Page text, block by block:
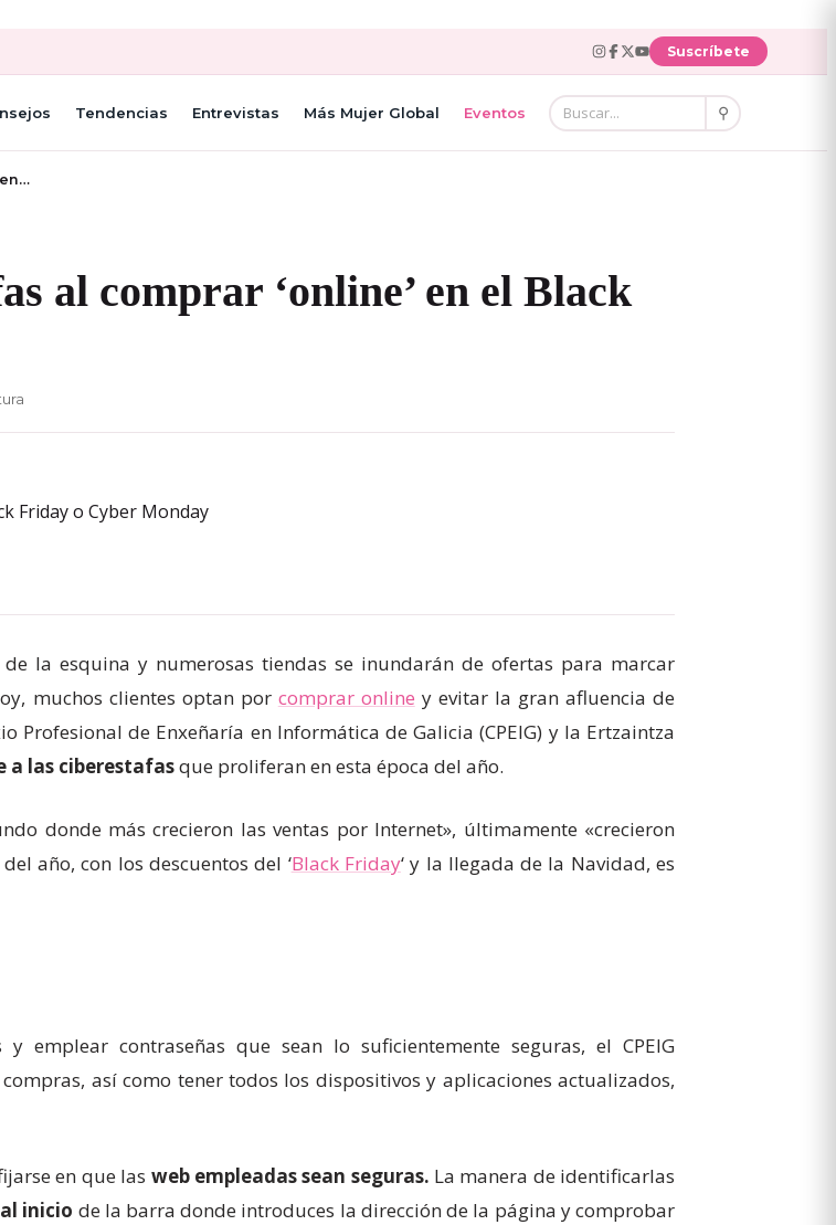
Suscríbete
Tendencias Entrevistas Más Mujer Global Eventos ⚲
al comprar ‘online’ en el Black
la esquina y numerosas tiendas se inundarán de ofertas para marcar
muchos clientes optan por comprar online y evitar la gran afluencia de
Profesional de Enxeñaría en Informática de Galicia (CPEIG) y la Ertzaintza
a las ciberestafasque proliferan en esta época del año.
donde más crecieron las ventas por Internet», últimamente «crecieron
año, con los descuentos del ‘Black Friday‘ y la llegada de la Navidad, es
contraseñas que sean lo suficientemente seguras, el CPEIG
así como tener todos los dispositivos y aplicaciones actualizados,
en que las web empleadas sean seguras. La manera de identificarlas
inicio de la barra donde introduces la dirección de la página y comprobar